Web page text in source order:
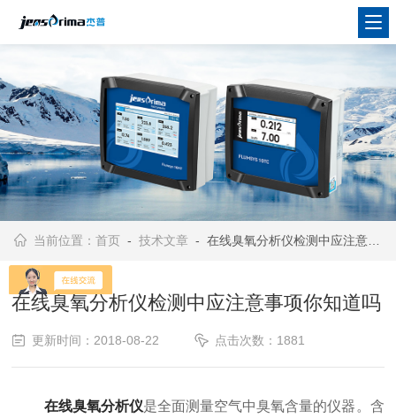
当前位置：首页 -技术文章 - 在线臭氧分析仪检测中应注意事项你知道吗
在线臭氧分析仪检测中应注意事项你知道吗
更新时间：2018-08-22 点击次数：1881
在线臭氧分析仪是全面测量空气中臭氧含量的仪器。含